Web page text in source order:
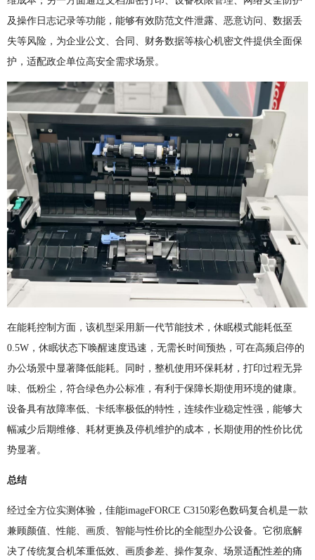
及操作日志记录等功能，能够有效防范文件泄露、恶意访问、数据丢
失等风险，为企业公文、合同、财务数据等核心机密文件提供全面保
护，适配政企单位高安全需求场景。
在能耗控制方面，该机型采用新一代节能技术，休眠模式能耗低至
0.5W，休眠状态下唤醒速度迅速，无需长时间预热，可在高频启停的
办公场景中显著降低能耗。同时，整机使用环保耗材，打印过程无异
味、低粉尘，符合绿色办公标准，有利于保障长期使用环境的健康。
设备具有故障率低、卡纸率极低的特性，连续作业稳定性强，能够大
幅减少后期维修、耗材更换及停机维护的成本，长期使用的性价比优
势显著。
总结
经过全方位实测体验，佳能imageFORCE C3150彩色数码复合机是一款
兼顾颜值、性能、画质、智能与性价比的全能型办公设备。它彻底解
决了传统复合机笨重低效、画质参差、操作复杂、场景适配性差的痛